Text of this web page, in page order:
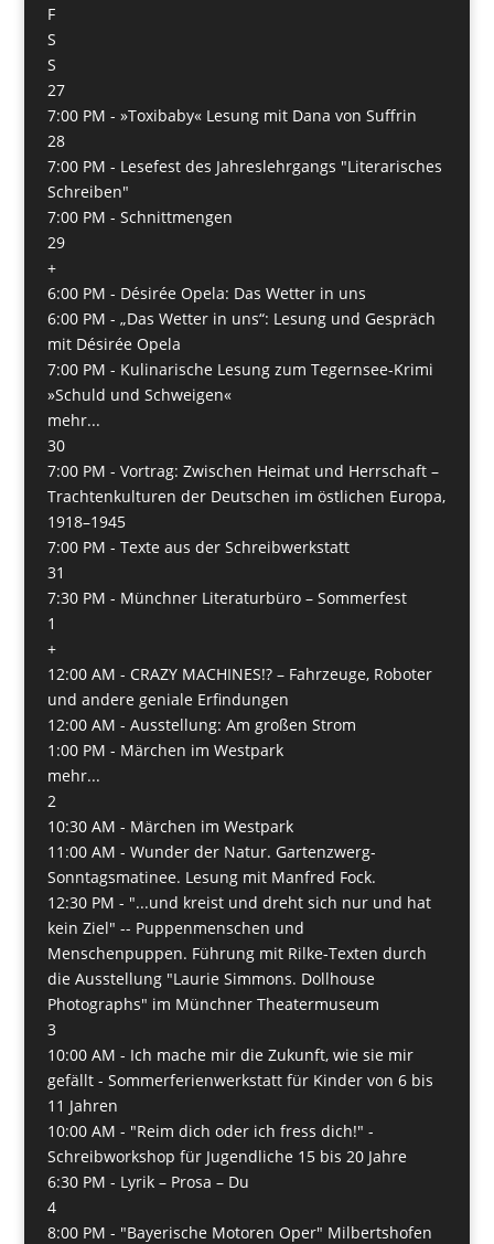
F
S
S
27
7:00 PM - »Toxibaby« Lesung mit Dana von Suffrin
28
7:00 PM - Lesefest des Jahreslehrgangs "Literarisches
Schreiben"
7:00 PM - Schnittmengen
29
+
6:00 PM - Désirée Opela: Das Wetter in uns
6:00 PM - „Das Wetter in uns“: Lesung und Gespräch
mit Désirée Opela
7:00 PM - Kulinarische Lesung zum Tegernsee-Krimi
»Schuld und Schweigen«
mehr...
30
7:00 PM - Vortrag: Zwischen Heimat und Herrschaft –
Trachtenkulturen der Deutschen im östlichen Europa,
1918–1945
7:00 PM - Texte aus der Schreibwerkstatt
31
7:30 PM - Münchner Literaturbüro – Sommerfest
1
+
12:00 AM - CRAZY MACHINES!? – Fahrzeuge, Roboter
und andere geniale Erfindungen
12:00 AM - Ausstellung: Am großen Strom
1:00 PM - Märchen im Westpark
mehr...
2
10:30 AM - Märchen im Westpark
11:00 AM - Wunder der Natur. Gartenzwerg-
Sonntagsmatinee. Lesung mit Manfred Fock.
12:30 PM - "...und kreist und dreht sich nur und hat
kein Ziel" -- Puppenmenschen und
Menschenpuppen. Führung mit Rilke-Texten durch
die Ausstellung "Laurie Simmons. Dollhouse
Photographs" im Münchner Theatermuseum
3
10:00 AM - Ich mache mir die Zukunft, wie sie mir
gefällt - Sommerferienwerkstatt für Kinder von 6 bis
11 Jahren
10:00 AM - "Reim dich oder ich fress dich!" -
Schreibworkshop für Jugendliche 15 bis 20 Jahre
6:30 PM - Lyrik – Prosa – Du
4
8:00 PM - "Bayerische Motoren Oper" Milbertshofen